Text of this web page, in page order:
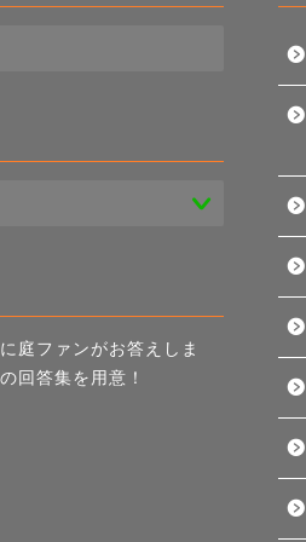
庭ファンがお答えしま
回答集を用意！